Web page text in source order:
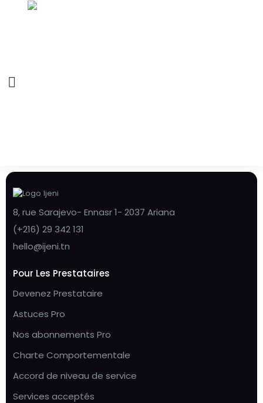
8, rue Sarajevo- Ennasr 1- 2037 Ariana
(+216) 29 342 131
hello@ijeni.tn
Pour Les Prestataires
Devenez Prestataire
Astuces Pro
Nos abonnements Pro
Charte Comportementale
Accord de niveau de service
Services acceptés